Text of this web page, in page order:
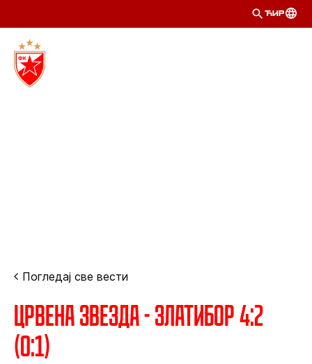
ЋИР
Погледај све вести
Црвена звезда - Златибор 4:2
(0:1)